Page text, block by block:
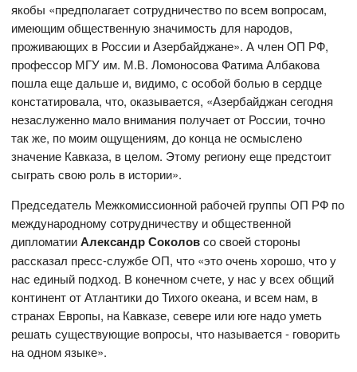
якобы «предполагает сотрудничество по всем вопросам,
имеющим общественную значимость для народов,
проживающих в России и Азербайджане». А член ОП РФ,
профессор МГУ им. М.В. Ломоносова Фатима Албакова
пошла еще дальше и, видимо, с особой болью в сердце
констатировала, что, оказывается, «Азербайджан сегодня
незаслуженно мало внимания получает от России, точно
так же, по моим ощущениям, до конца не осмыслено
значение Кавказа, в целом. Этому региону еще предстоит
сыграть свою роль в истории».
Председатель Межкомиссионной рабочей группы ОП РФ по
международному сотрудничеству и общественной
дипломатииАлександр Соколовсо своей стороны
рассказал пресс-службе ОП, что «это очень хорошо, что у
нас единый подход. В конечном счете, у нас у всех общий
континент от Атлантики до Тихого океана, и всем нам, в
странах Европы, на Кавказе, севере или юге надо уметь
решать существующие вопросы, что называется - говорить
на одном языке».